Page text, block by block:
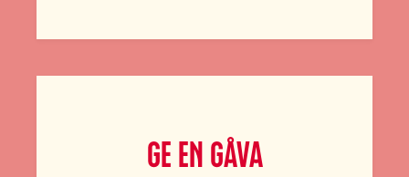
GE EN GÅVA